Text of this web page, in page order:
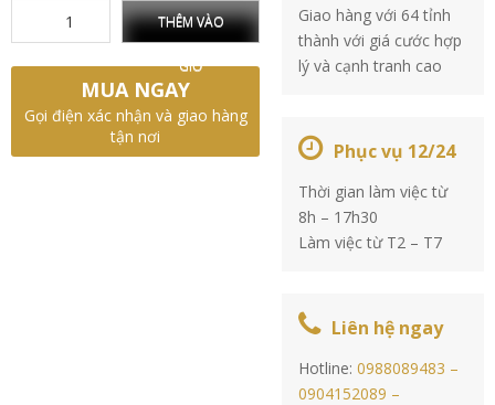
THÊM VÀO
GIỎ
MUA NGAY
Gọi điện xác nhận và giao hàng
tận nơi
Giao hàng với 64 tỉnh
thành với giá cước hợp
lý và cạnh tranh cao
Phục vụ 12/24
Thời gian làm việc từ
8h – 17h30
Làm việc từ T2 – T7
Liên hệ ngay
Hotline:0988089483 –
0904152089 –